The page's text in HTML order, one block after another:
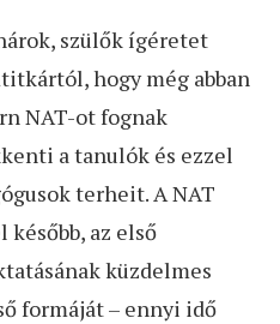
szülők ígéretet
hogy még abban
NAT-ot fognak
a tanulók és ezzel
terheit. A NAT
később, az első
küzdelmes
formáját – ennyi idő